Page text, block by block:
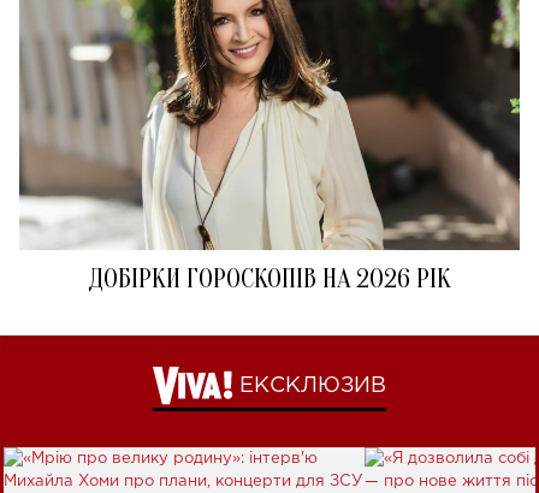
ДОБІРКИ ГОРОСКОПІВ НА 2026 РІК
ЕКСКЛЮЗИВ